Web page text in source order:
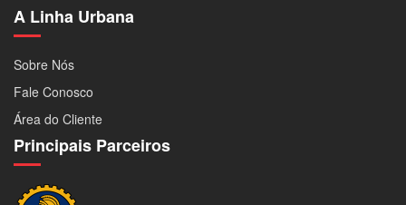
A Linha Urbana
Sobre Nós
Fale Conosco
Área do Cliente
Principais Parceiros